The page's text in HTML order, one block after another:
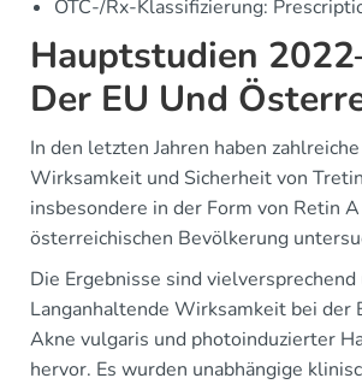
OTC-/Rx-Klassifizierung:
Hauptstudien
Der EU Und
In den letzten Jahren haben
Wirksamkeit und Sicherheit von
insbesondere in der Form von Retin
österreichischen Bevölkerung
Die Ergebnisse sind vielversprechend
Langanhaltende Wirksamkeit bei der
Akne vulgaris und photoinduzierter
hervor. Es wurden unabhängige